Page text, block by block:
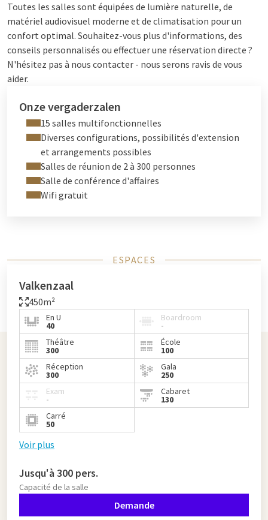
Toutes les salles sont équipées de lumière naturelle, de
matériel audiovisuel moderne et de climatisation pour un
confort optimal. Souhaitez-vous plus d'informations, des
conseils personnalisés ou effectuer une réservation directe ?
N'hésitez pas à nous contacter - nous serons ravis de vous
aider.
Onze vergaderzalen
15 salles multifonctionnelles
Diverses configurations, possibilités d'extension
et arrangements possibles
Salles de réunion de 2 à 300 personnes
Salle de conférence d'affaires
Wifi gratuit
ESPACES
Valkenzaal
450m²
En U
40
Boardroom
-
Théâtre
300
École
100
Réception
300
Gala
250
Exam
-
Cabaret
130
Carré
50
Voir plus
Jusqu'à 300 pers.
Capacité de la salle
Demande